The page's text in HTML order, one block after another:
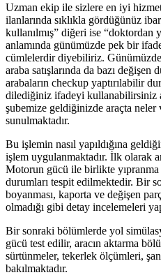
Uzman ekip ile sizlere en iyi
ilanlarında sıklıkla gördüğünüz
kullanılmış” diğeri ise “doktordan
anlamında günümüzde pek bir
cümlelerdir diyebiliriz.
araba satışlarında da bazı
arabaların checkup yaptırılabilir
dilediğiniz ifadeyi kullanabilirsiniz
şubemize geldiğinizde araçta
sunulmaktadır.
Bu işlemin nasıl yapıldığına
işlem uygulanmaktadır. İlk olarak
Motorun gücü ile birlikte yıpranma
durumları tespit edilmektedir. Bir
boyanması, kaporta ve değişen
olmadığı gibi detay incelemeleri
Bir sonraki bölümlerde yol
gücü test edilir, aracın aktarma
sürtünmeler, tekerlek ölçümleri,
bakılmaktadır.